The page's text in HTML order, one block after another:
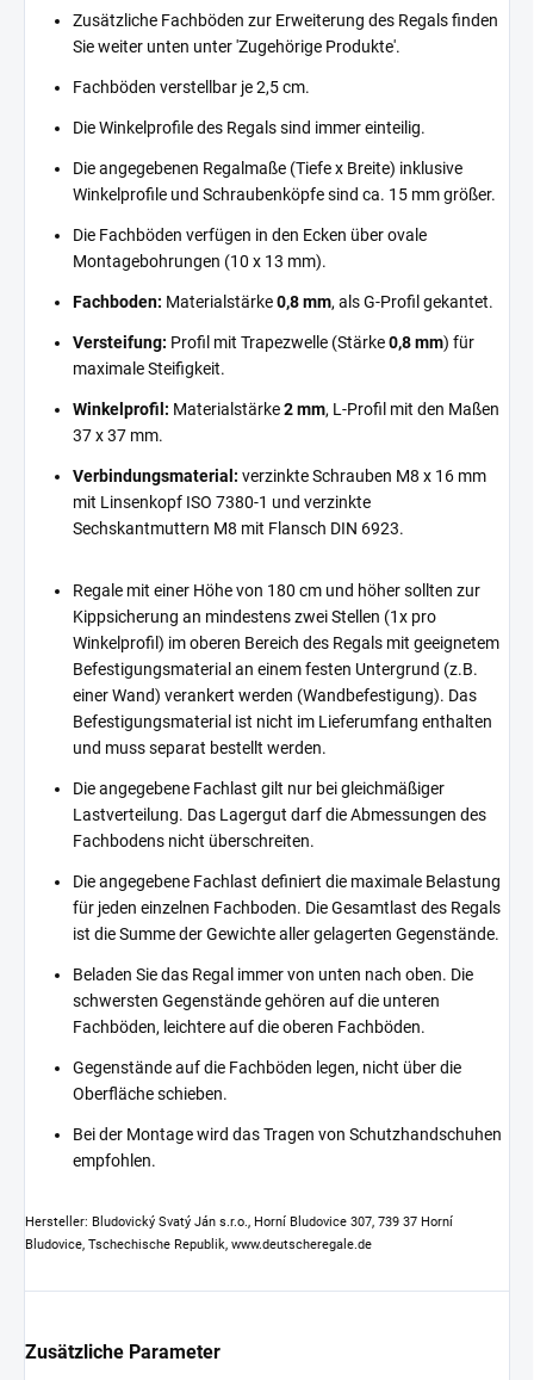
Zusätzliche Fachböden zur Erweiterung des Regals finden
Sie weiter unten unter 'Zugehörige Produkte'.
Fachböden verstellbar je 2,5 cm.
Die Winkelprofile des Regals sind immer einteilig.
Die angegebenen Regalmaße (Tiefe x Breite) inklusive
Winkelprofile und Schraubenköpfe sind ca. 15 mm größer.
Die Fachböden verfügen in den Ecken über ovale
Montagebohrungen (10 x 13 mm).
Fachboden: Materialstärke0,8 mm, als G-Profil gekantet.
Versteifung: Profil mit Trapezwelle (Stärke0,8 mm) für
maximale Steifigkeit.
Winkelprofil: Materialstärke2 mm, L-Profil mit den Maßen
37 x 37 mm.
Verbindungsmaterial: verzinkte Schrauben M8 x 16 mm
mit Linsenkopf ISO 7380-1 und verzinkte
Sechskantmuttern M8 mit Flansch DIN 6923.
Regale mit einer Höhe von 180 cm und höher sollten zur
Kippsicherung an mindestens zwei Stellen (1x pro
Winkelprofil) im oberen Bereich des Regals mit geeignetem
Befestigungsmaterial an einem festen Untergrund (z.B.
einer Wand) verankert werden (Wandbefestigung). Das
Befestigungsmaterial ist nicht im Lieferumfang enthalten
und muss separat bestellt werden.
Die angegebene Fachlast gilt nur bei gleichmäßiger
Lastverteilung. Das Lagergut darf die Abmessungen des
Fachbodens nicht überschreiten.
Die angegebene Fachlast definiert die maximale Belastung
für jeden einzelnen Fachboden. Die Gesamtlast des Regals
ist die Summe der Gewichte aller gelagerten Gegenstände.
Beladen Sie das Regal immer von unten nach oben. Die
schwersten Gegenstände gehören auf die unteren
Fachböden, leichtere auf die oberen Fachböden.
Gegenstände auf die Fachböden legen, nicht über die
Oberfläche schieben.
Bei der Montage wird das Tragen von Schutzhandschuhen
empfohlen.
Hersteller: Bludovický Svatý Ján s.r.o., Horní Bludovice 307, 739 37 Horní
Bludovice, Tschechische Republik, www.deutscheregale.de
Zusätzliche Parameter